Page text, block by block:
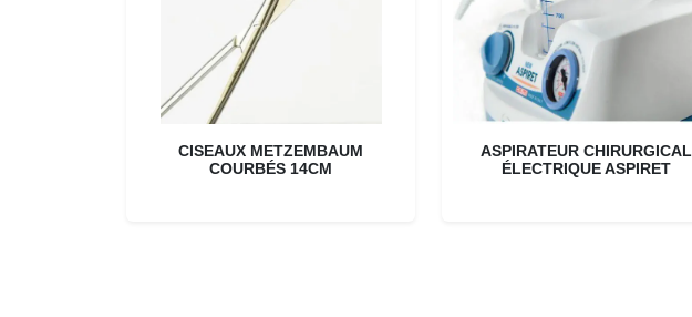
CISEAUX METZEMBAUM
COURBÉS 14CM
ASPIRATEUR CHIRURGICAL
ÉLECTRIQUE ASPIRET